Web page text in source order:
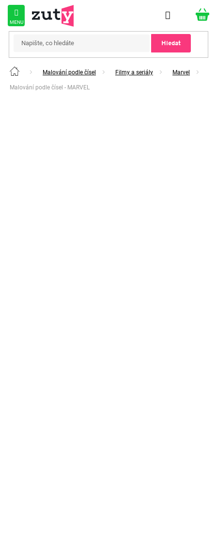
Přejít
obsah
Hledat
Domů Malování podle čísel Filmy a seriály Marvel
Malování podle čísel - MARVEL